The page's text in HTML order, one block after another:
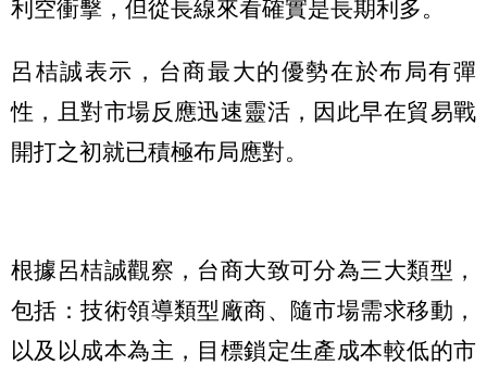
利空衝擊，但從長線來看確實是長期利多。
呂桔誠表示，台商最大的優勢在於布局有彈
性，且對市場反應迅速靈活，因此早在貿易戰
開打之初就已積極布局應對。
根據呂桔誠觀察，台商大致可分為三大類型，
包括：技術領導類型廠商、隨市場需求移動，
以及以成本為主，目標鎖定生產成本較低的市